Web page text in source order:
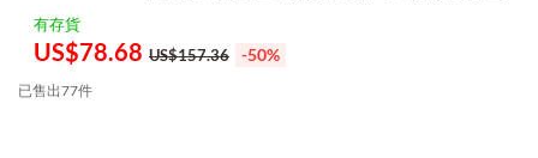
有存貨
US$78.68 US$157.36 -50%
已售出77件